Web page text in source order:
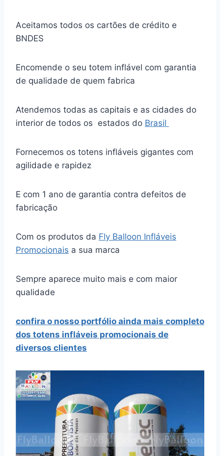
Aceitamos todos os cartões de crédito e
BNDES
Encomende o seu totem inflável com garantia
de qualidade de quem fabrica
Atendemos todas as capitais e as cidades do
interior de todos os estados do Brasil
Fornecemos os totens infláveis gigantes com
agilidade e rapidez
E com 1 ano de garantia contra defeitos de
fabricação
Com os produtos da Fly Balloon Infláveis
Promocionais a sua marca
Sempre aparece muito mais e com maior
qualidade
confira o nosso portfólio ainda mais completo
dos totens infláveis promocionais de
diversos clientes